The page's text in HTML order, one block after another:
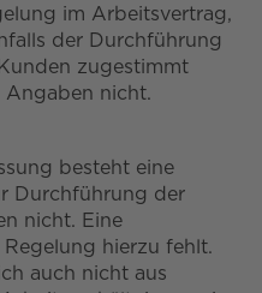
im Arbeitsvertrag,
der Durchführung
zugestimmt
Angaben nicht.
besteht eine
Durchführung der
nicht. Eine
hierzu fehlt.
auch nicht aus